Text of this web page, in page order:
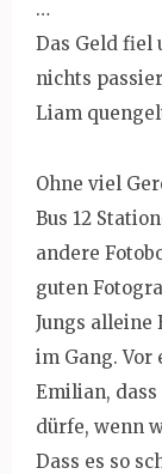
…
Das Geld fiel
nichts
Liam
Ohne viel
Bus 12
andere
guten
Jungs alleine
im Gang. Vor
Emilian,
dürfe, wenn
Dass es so